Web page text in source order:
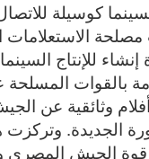
كوسيلة
الاستعلامات
للإنتاج
وثائقية عن
الجديدة. وتركزت
الجيش المصرى